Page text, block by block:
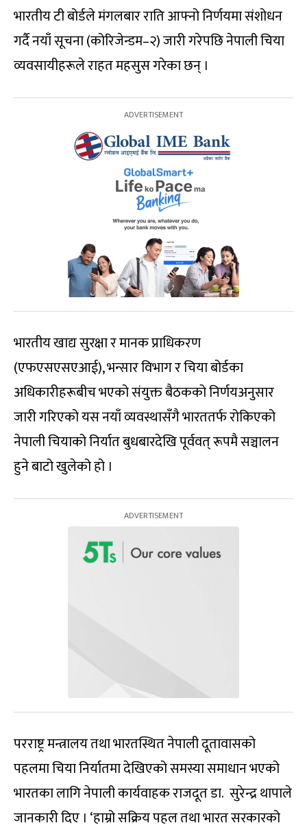
भारतीय टी बोर्डले मंगलबार राति आफ्नो निर्णयमा संशोधन
गर्दै नयाँ सूचना (कोरिजेन्डम–२) जारी गरेपछि नेपाली चिया
व्यवसायीहरूले राहत महसुस गरेका छन् ।
भारतीय खाद्य सुरक्षा र मानक प्राधिकरण
(एफएसएसएआई), भन्सार विभाग र चिया बोर्डका
अधिकारीहरूबीच भएको संयुक्त बैठकको निर्णयअनुसार
जारी गरिएको यस नयाँ व्यवस्थासँगै भारततर्फ रोकिएको
नेपाली चियाको निर्यात बुधबारदेखि पूर्ववत् रूपमै सञ्चालन
हुने बाटो खुलेको हो ।
परराष्ट्र मन्त्रालय तथा भारतस्थित नेपाली दूतावासको
पहलमा चिया निर्यातमा देखिएको समस्या समाधान भएको
भारतका लागि नेपाली कार्यवाहक राजदूत डा‍. सुरेन्द्र थापाले
जानकारी दिए । ‘हाम्रो सक्रिय पहल तथा भारत सरकारको